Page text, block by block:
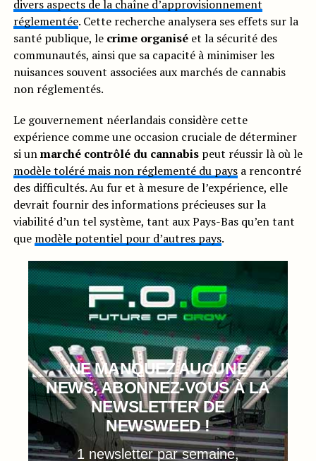
divers aspects de la chaîne d’approvisionnement
réglementée. Cette recherche analysera ses effets sur la
santé publique, le crime organiséet la sécurité des
communautés, ainsi que sa capacité à minimiser les
nuisances souvent associées aux marchés de cannabis
non réglementés.
Le gouvernement néerlandais considère cette
expérience comme une occasion cruciale de déterminer
si unmarché contrôlé du cannabispeut réussir là où le
modèle toléré mais non réglementé du paysa rencontré
des difficultés. Au fur et à mesure de l’expérience, elle
devrait fournir des informations précieuses sur la
viabilité d’un tel système, tant aux Pays-Bas qu’en tant
que modèle potentiel pour d’autres pays.
NE MANQUEZ AUCUNE
NEWS, ABONNEZ-VOUS À LA
NEWSLETTER DE
NEWSWEED !
1 newsletter par semaine,